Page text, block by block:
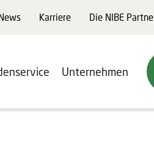
Karriere Die NIBE
Unternehmen